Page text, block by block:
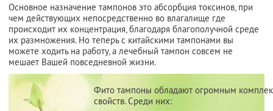
Основное назначение тампонов это абсорбция токсинов, при
чем действующих непосредственно во влагалище где
происходит их концентрация, благодаря благополучной среде
их размножения. Но теперь с китайскими тампонами вы
можете ходить на работу, а лечебный тампон совсем не
мешает Вашей повседневной жизни.
Фито тампоны обладают огромным
свойств. Среди них: